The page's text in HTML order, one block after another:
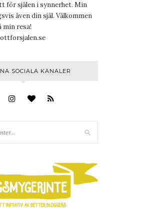
för själen i synnerhet. Min
även din själ. Välkommen
min resa!
SOCIALA KANALER